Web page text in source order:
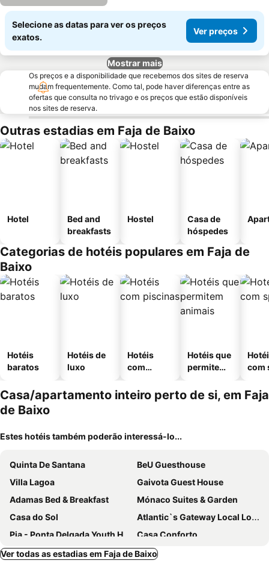
Selecione as datas para ver os preços
exatos.
Ver preços
Mostrar mais
Os preços e a disponibilidade que recebemos dos sites de reserva
mudam frequentemente. Como tal, pode haver diferenças entre as
ofertas que consulta no trivago e os preços que estão disponíveis
nos sites de reserva.
Outras estadias em Faja de Baixo
Hotel
Bed and
breakfasts
Hostel
Casa de
hóspedes
Categorias de hotéis populares em Faja de
Baixo
Hotéis
baratos
Hotéis de
luxo
Hotéis
com
Hotéis que
permitem
com
Casa/apartamento inteiro perto de si, em Faja
de Baixo
Estes hotéis também poderão interessá-lo...
Quinta De Santana
BeU Guesthouse
Villa Lagoa
Gaivota Guest House
Adamas Bed & Breakfast
Mónaco Suites & Garden
Casa do Sol
Atlantic`s Gateway Local Lodge
Pja - Ponta Delgada Youth Hostel
Casa Conforto
Casa Da Praia Do Populo
AZORES GARDEN HOUSE - Suites B&B and Private Apartments - Self Access KEYBOARD
Ver todas as estadias em Faja de Baixo